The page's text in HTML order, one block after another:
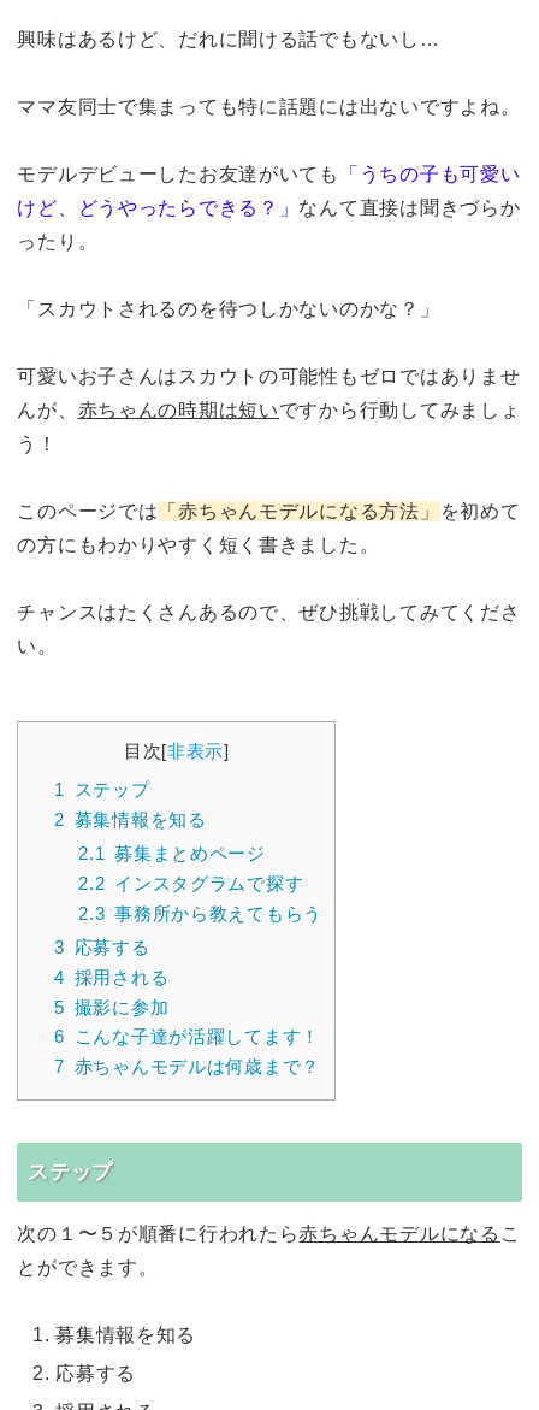
興味はあるけど、だれに聞ける話でもないし…
ママ友同士で集まっても特に話題には出ないですよね。
モデルデビューしたお友達がいても
「うちの子も可愛い
けど、どうやったらできる？」 なんて直接は聞きづらか
ったり。
「スカウトされるのを待つしかないのかな？」
可愛いお子さんはスカウトの可能性もゼロではありませ
んが、 赤ちゃんの時期は短いですから行動してみましょ
う！
このページでは 「赤ちゃんモデルになる方法」
を初めて
の方にもわかりやすく短く書きました。
チャンスはたくさんあるので、ぜひ挑戦してみてくださ
い。
目次[非表示]
1
ステップ
2 募集情報を知る
2.1 募集まとめページ
2.2 インスタグラムで探す
2.3 事務所から教えてもらう
3 応募する
4 採用される
5 撮影に参加
6
こんな子達が活躍してます！
7 赤ちゃんモデルは何歳まで？
ステップ
次の１〜５が順番に行われたら赤ちゃんモデルになる こ
とができます。
募集情報を知る
応募する